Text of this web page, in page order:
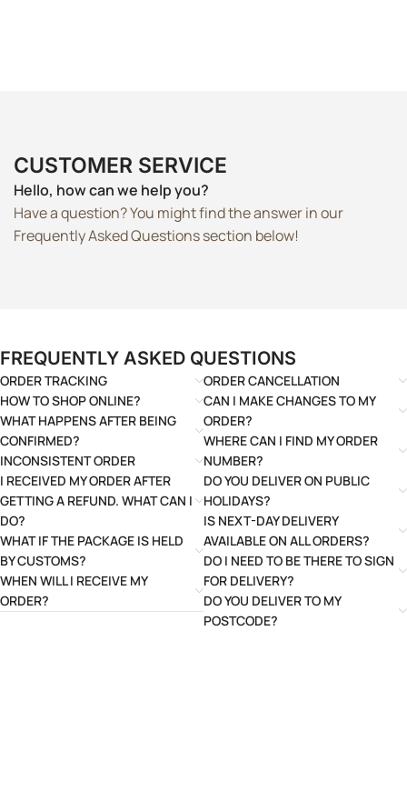
CUSTOMER SERVICE
Hello, how can we help you?
Have a question? You might find the answer in our
Frequently Asked Questions section below!
FREQUENTLY ASKED QUESTIONS
ORDER TRACKING
HOW TO SHOP ONLINE?
WHAT HAPPENS AFTER BEING
CONFIRMED?
INCONSISTENT ORDER
I RECEIVED MY ORDER AFTER
GETTING A REFUND. WHAT CAN I
DO?
WHAT IF THE PACKAGE IS HELD
BY CUSTOMS?
WHEN WILL I RECEIVE MY
ORDER?
ORDER CANCELLATION
CAN I MAKE CHANGES TO MY
ORDER?
WHERE CAN I FIND MY ORDER
NUMBER?
DO YOU DELIVER ON PUBLIC
HOLIDAYS?
IS NEXT-DAY DELIVERY
AVAILABLE ON ALL ORDERS?
DO I NEED TO BE THERE TO SIGN
FOR DELIVERY?
DO YOU DELIVER TO MY
POSTCODE?